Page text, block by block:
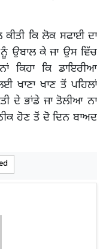
ਕਿ ਲੋਕ ਸਫਾਈ ਦਾ
ਉਬਾਲ ਕੇ ਜਾ ਉਸ ਵਿੱਚ
ਕਿਹਾ ਕਿ ਡਾਇਰੀਆ
ਖਾਣਾ ਖਾਣ ਤੋਂ ਪਹਿਲਾਂ
ਦੇ ਭਾਂਡੇ ਜਾ ਤੋਲੀਆ ਨਾ
ਹੋਣ ਤੋਂ ਦੋ ਦਿਨ ਬਾਅਦ